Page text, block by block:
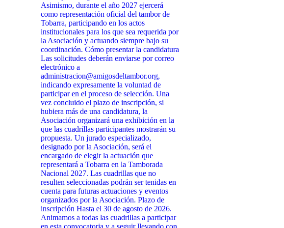
Asimismo, durante el año 2027 ejercerá
como representación oficial del tambor de
Tobarra, participando en los actos
institucionales para los que sea requerida por
la Asociación y actuando siempre bajo su
coordinación. Cómo presentar la candidatura
Las solicitudes deberán enviarse por correo
electrónico a
administracion@amigosdeltambor.org,
indicando expresamente la voluntad de
participar en el proceso de selección. Una
vez concluido el plazo de inscripción, si
hubiera más de una candidatura, la
Asociación organizará una exhibición en la
que las cuadrillas participantes mostrarán su
propuesta. Un jurado especializado,
designado por la Asociación, será el
encargado de elegir la actuación que
representará a Tobarra en la Tamborada
Nacional 2027. Las cuadrillas que no
resulten seleccionadas podrán ser tenidas en
cuenta para futuras actuaciones y eventos
organizados por la Asociación. Plazo de
inscripción Hasta el 30 de agosto de 2026.
Animamos a todas las cuadrillas a participar